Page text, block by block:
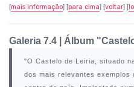
[mais informação] [para cima] [voltar] [
Galeria 7.4 Álbum
"O Castelo de Leiria , situado
dos mais relevantes exemplos